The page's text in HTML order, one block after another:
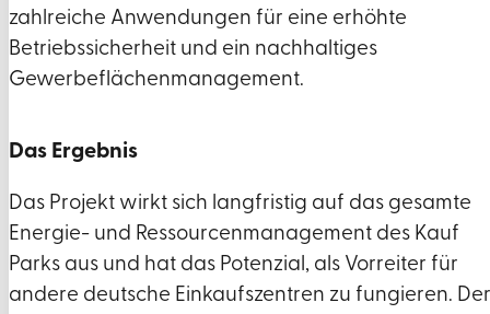
zahlreiche Anwendungen für eine erhöhte
Betriebssicherheit und ein nachhaltiges
Gewerbeflächenmanagement.
Das Ergebnis
Das Projekt wirkt sich langfristig auf das gesamte
Energie- und Ressourcenmanagement des Kauf
Parks aus und hat das Potenzial, als Vorreiter für
andere deutsche Einkaufszentren zu fungieren. Der